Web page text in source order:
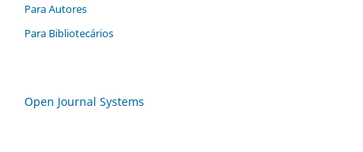
Para Autores
Para Bibliotecários
Open Journal Systems